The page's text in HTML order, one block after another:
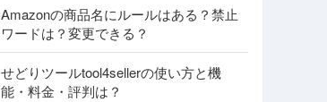
Amazonの商品名にルールはある？禁止
ワードは？変更できる？
せどりツールtool4sellerの使い方と機
能・料金・評判は？